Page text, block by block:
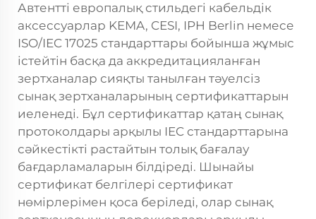
Автентті европалық стильдегі кабельдік
аксессуарлар KEMA, CESI, IPH Berlin немесе
ISO/IEC 17025 стандарттары бойынша жұмыс
істейтін басқа да аккредитацияланған
зертханалар сияқты танылған тәуелсіз
сынақ зертханаларының сертификаттарын
иеленеді. Бұл сертификаттар қатаң сынақ
протоколдары арқылы IEC стандарттарына
сәйкестікті растайтын толық бағалау
бағдарламаларын білдіреді. Шынайы
сертификат белгілері сертификат
нөмірлерімен қоса беріледі, олар сынақ